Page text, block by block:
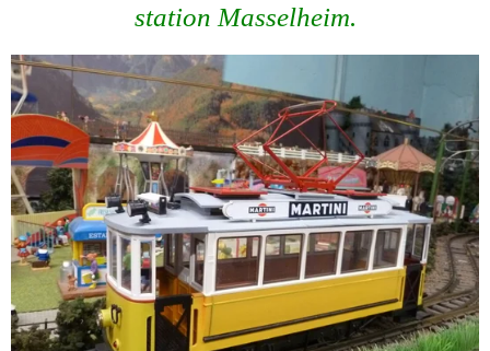
station Masselheim.